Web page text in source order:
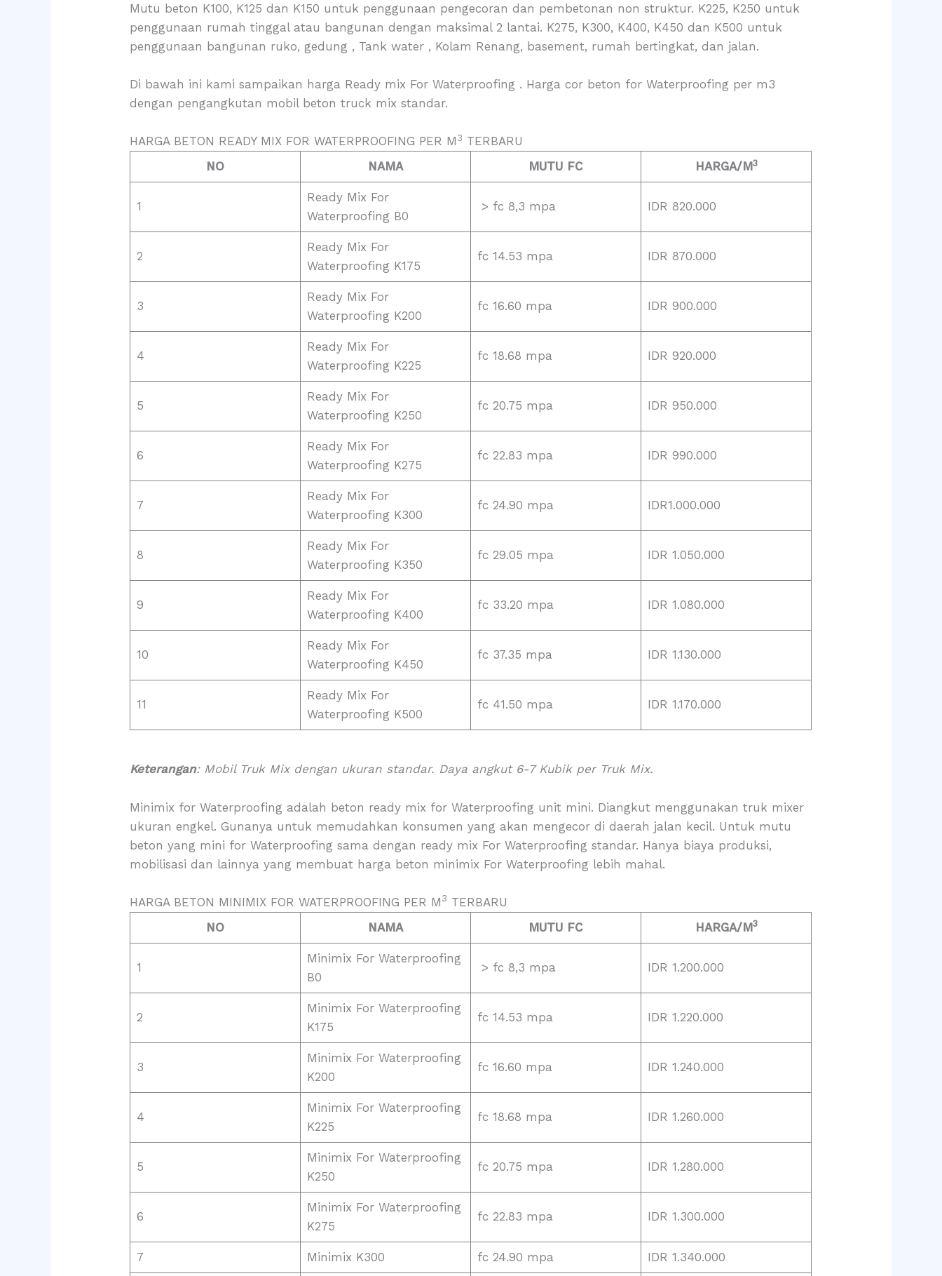
Mutu beton K100, K125 dan K150 untuk penggunaan pengecoran dan pembetonan non struktur. K225, K250 untuk
penggunaan rumah tinggal atau bangunan dengan maksimal 2 lantai. K275, K300, K400, K450 dan K500 untuk
penggunaan bangunan ruko, gedung , Tank water , Kolam Renang, basement, rumah bertingkat, dan jalan.
Di bawah ini kami sampaikan harga Ready mix For Waterproofing . Harga cor beton for Waterproofing per m3
dengan pengangkutan mobil beton truck mix standar.
HARGA BETON READY MIX FOR WATERPROOFING PER M 3 TERBARU
NO
NAMA MUTU FC HARGA/M3
1
Ready Mix For
Waterproofing B0
> fc 8,3 mpa IDR 820.000
2
Ready Mix For
Waterproofing K175
fc 14.53 mpa IDR 870.000
3
Ready Mix For
Waterproofing K200
fc 16.60 mpa IDR 900.000
4
Ready Mix For
Waterproofing K225
fc 18.68 mpa IDR 920.000
5
Ready Mix For
Waterproofing K250
fc 20.75 mpa IDR 950.000
6
Ready Mix For
Waterproofing K275
fc 22.83 mpa IDR 990.000
7
Ready Mix For
Waterproofing K300
fc 24.90 mpa IDR1.000.000
8
Ready Mix For
Waterproofing K350
fc 29.05 mpa IDR 1.050.000
9
Ready Mix For
Waterproofing K400
fc 33.20 mpa IDR 1.080.000
10
Ready Mix For
Waterproofing K450
fc 37.35 mpa IDR 1.130.000
11
Ready Mix For
Waterproofing K500
fc 41.50 mpa IDR 1.170.000
Keterangan: Mobil Truk Mix dengan ukuran standar. Daya angkut 6-7 Kubik per Truk Mix.
Minimix for Waterproofing adalah beton ready mix for Waterproofing unit mini. Diangkut menggunakan truk mixer
ukuran engkel. Gunanya untuk memudahkan konsumen yang akan mengecor di daerah jalan kecil. Untuk mutu
beton yang mini for Waterproofing sama dengan ready mix For Waterproofing standar. Hanya biaya produksi,
mobilisasi dan lainnya yang membuat harga beton minimix For Waterproofing lebih mahal.
HARGA BETON MINIMIX FOR WATERPROOFING PER M 3 TERBARU
NO
NAMA MUTU FC HARGA/M3
1
Minimix For Waterproofing
B0
> fc 8,3 mpa IDR 1.200.000
2
Minimix For Waterproofing
K175
fc 14.53 mpa IDR 1.220.000
3
Minimix For Waterproofing
K200
fc 16.60 mpa IDR 1.240.000
4
Minimix For Waterproofing
K225
fc 18.68 mpa IDR 1.260.000
5
Minimix For Waterproofing
K250
fc 20.75 mpa IDR 1.280.000
6
Minimix For Waterproofing
K275
fc 22.83 mpa IDR 1.300.000
7 Minimix K300 fc 24.90 mpa IDR 1.340.000